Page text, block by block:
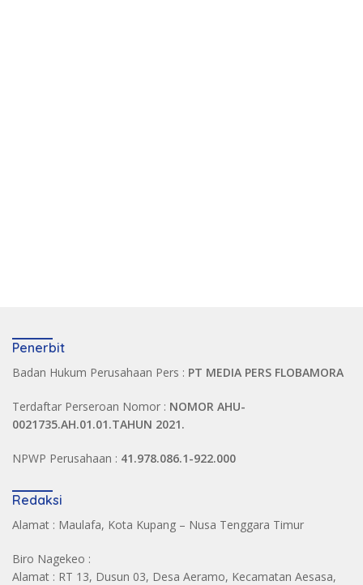
Penerbit
Badan Hukum Perusahaan Pers : PT MEDIA PERS FLOBAMORA
Terdaftar Perseroan Nomor : NOMOR AHU-
0021735.AH.01.01.TAHUN 2021.
NPWP Perusahaan : 41.978.086.1-922.000
Redaksi
Alamat : Maulafa, Kota Kupang – Nusa Tenggara Timur
Biro Nagekeo :
Alamat : RT 13, Dusun 03, Desa Aeramo, Kecamatan Aesasa,